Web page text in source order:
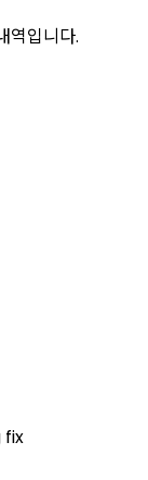
역입니다.
fix